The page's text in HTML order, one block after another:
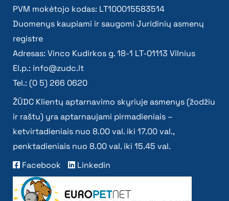
PVM mokėtojo kodas: LT100015583514
Duomenys kaupiami ir saugomi Juridinių asmenų
registre
Adresas: Vinco Kudirkos g. 18-1 LT-01113 Vilnius
El.p.: info@zudc.lt
Tel.: (0 5) 266 0620
ŽŪDC Klientų aptarnavimo skyriuje asmenys (žodžiu
ir raštu) yra aptarnaujami pirmadieniais –
ketvirtadieniais nuo 8.00 val. iki 17.00 val.,
penktadieniais nuo 8.00 val. iki 15.45 val.
Facebook
Linkedin